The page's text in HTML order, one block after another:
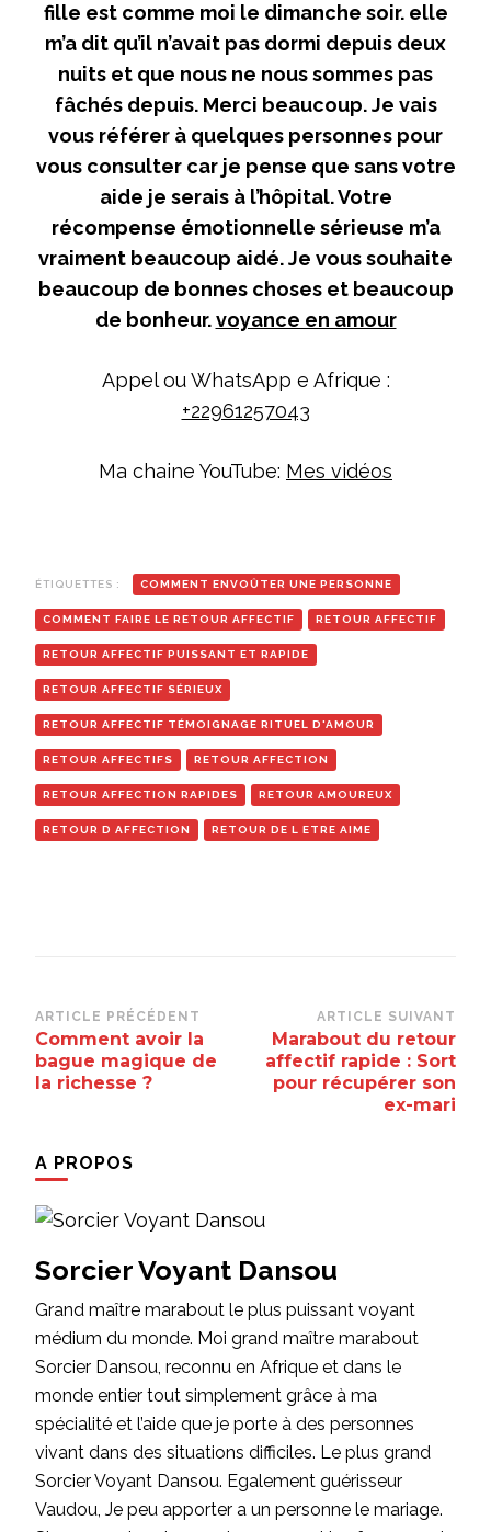
fille est comme moi le dimanche soir. elle
m’a dit qu’il n’avait pas dormi depuis deux
nuits et que nous ne nous sommes pas
fâchés depuis. Merci beaucoup. Je vais
vous référer à quelques personnes pour
vous consulter car je pense que sans votre
aide je serais à l’hôpital. Votre
récompense émotionnelle sérieuse m’a
vraiment beaucoup aidé. Je vous souhaite
beaucoup de bonnes choses et beaucoup
de bonheur.voyance en amour
Appel ou WhatsApp e Afrique :
+22961257043
Ma chaine YouTube: Mes vidéos
ÉTIQUETTES : COMMENT ENVOÛTER UNE PERSONNE
COMMENT FAIRE LE RETOUR AFFECTIF RETOUR AFFECTIF
RETOUR AFFECTIF PUISSANT ET RAPIDE
RETOUR AFFECTIF SÉRIEUX
RETOUR AFFECTIF TÉMOIGNAGE RITUEL D'AMOUR
RETOUR AFFECTIFS RETOUR AFFECTION
RETOUR AFFECTION RAPIDES RETOUR AMOUREUX
RETOUR D AFFECTION RETOUR DE L ETRE AIME
Navigation
d’article
ARTICLE PRÉCÉDENT
Comment avoir la
bague magique de
la richesse ?
ARTICLE SUIVANT
Marabout du retour
affectif rapide : Sort
pour récupérer son
ex-mari
A PROPOS
Sorcier Voyant Dansou
Grand maître marabout le plus puissant voyant
médium du monde. Moi grand maître marabout
Sorcier Dansou, reconnu en Afrique et dans le
monde entier tout simplement grâce à ma
spécialité et l’aide que je porte à des personnes
vivant dans des situations difficiles. Le plus grand
Sorcier Voyant Dansou. Egalement guérisseur
Vaudou, Je peu apporter a un personne le mariage.